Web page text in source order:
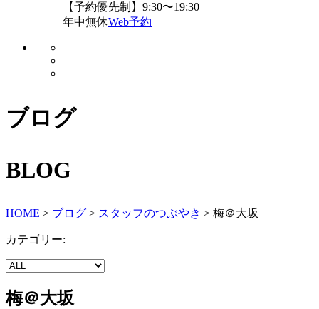
【予約優先制】9:30〜19:30
年中無休Web予約
ブログ
BLOG
HOME > ブログ > スタッフのつぶやき > 梅＠大坂
カテゴリー:
梅＠大坂